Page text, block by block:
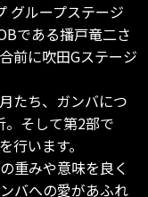
グループステージ
である播戸竜二さ
前に吹田Gステージ
たち、ガンバにつ
。そして第2部で
行います。
重みや意味を良く
バへの愛があふれ